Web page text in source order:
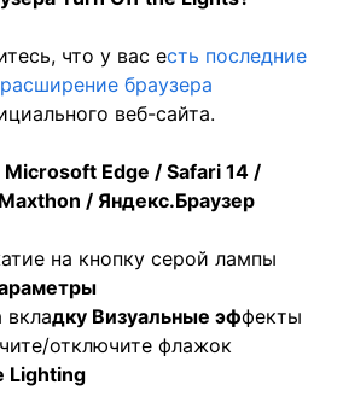
что у вас есть последние
браузера
веб-сайта.
Edge / Safari 14 /
/ Яндекс.Браузер
на кнопку серой лампы
дку Визуальные эффекты
отключите флажок
Lighting